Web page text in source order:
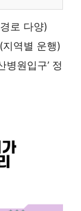
로 다양)
역별 운행)
병원입구’ 정